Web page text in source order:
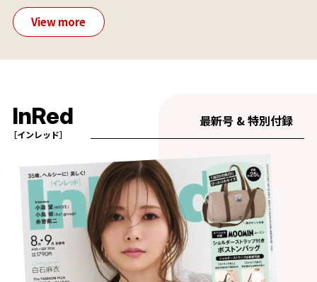
View more
InRed
［インレッド］
最新号 & 特別付録